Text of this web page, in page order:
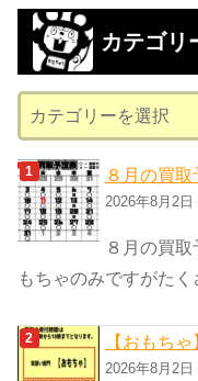
カ
ブ
カテゴリ
テ
ゴ
リ
ー
８月の買取
2026年8月2
８月の買
もちゃのみですがた
【おもち
2026年8月2